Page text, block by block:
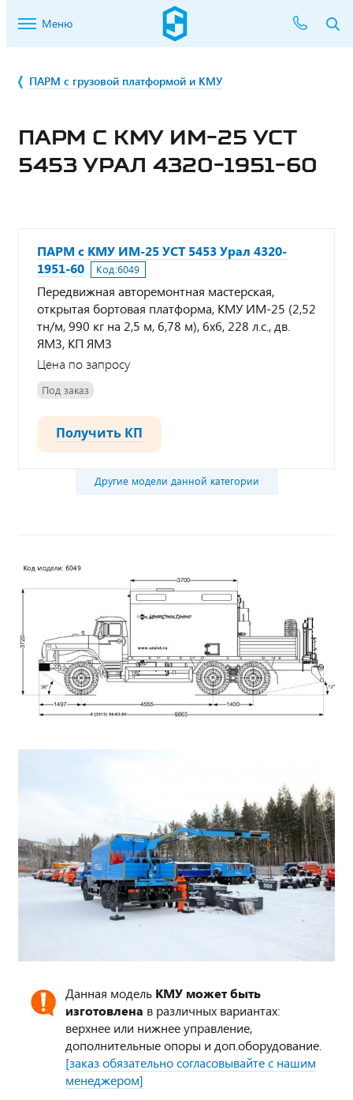
Меню
ПАРМ с грузовой платформой и КМУ
ПАРМ С КМУ ИМ-25 УСТ
5453 УРАЛ 4320-1951-60
ПАРМ с КМУ ИМ-25 УСТ 5453 Урал 4320-
1951-60
Код:6049
Передвижная авторемонтная мастерская,
открытая бортовая платформа, КМУ ИМ-25 (2,52
тн/м, 990 кг на 2,5 м, 6,78 м), 6х6, 228 л.с., дв.
ЯМЗ, КП ЯМЗ
Цена по запросу
Под заказ
Получить КП
Другие модели данной категории
Данная модель КМУ может быть
изготовлена в различных вариантах:
верхнее или нижнее управление,
дополнительные опоры и доп.оборудование.
[заказ обязательно согласовывайте с нашим
менеджером]